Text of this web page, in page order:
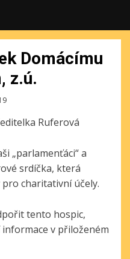
Domácímu
z.ú.
Ruferová
„parlamenťáci“ a
srdíčka, která
charitativní účely.
tento hospic,
v přiloženém